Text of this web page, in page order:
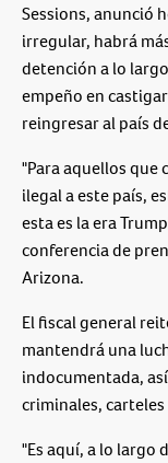
Sessions, anunció
irregular, habrá
detención a lo
empeño en
reingresar al país
"Para aquellos
ilegal a este país,
esta es la era
conferencia de
Arizona.
El fiscal general
mantendrá una
indocumentada,
criminales,
"Es aquí, a lo largo